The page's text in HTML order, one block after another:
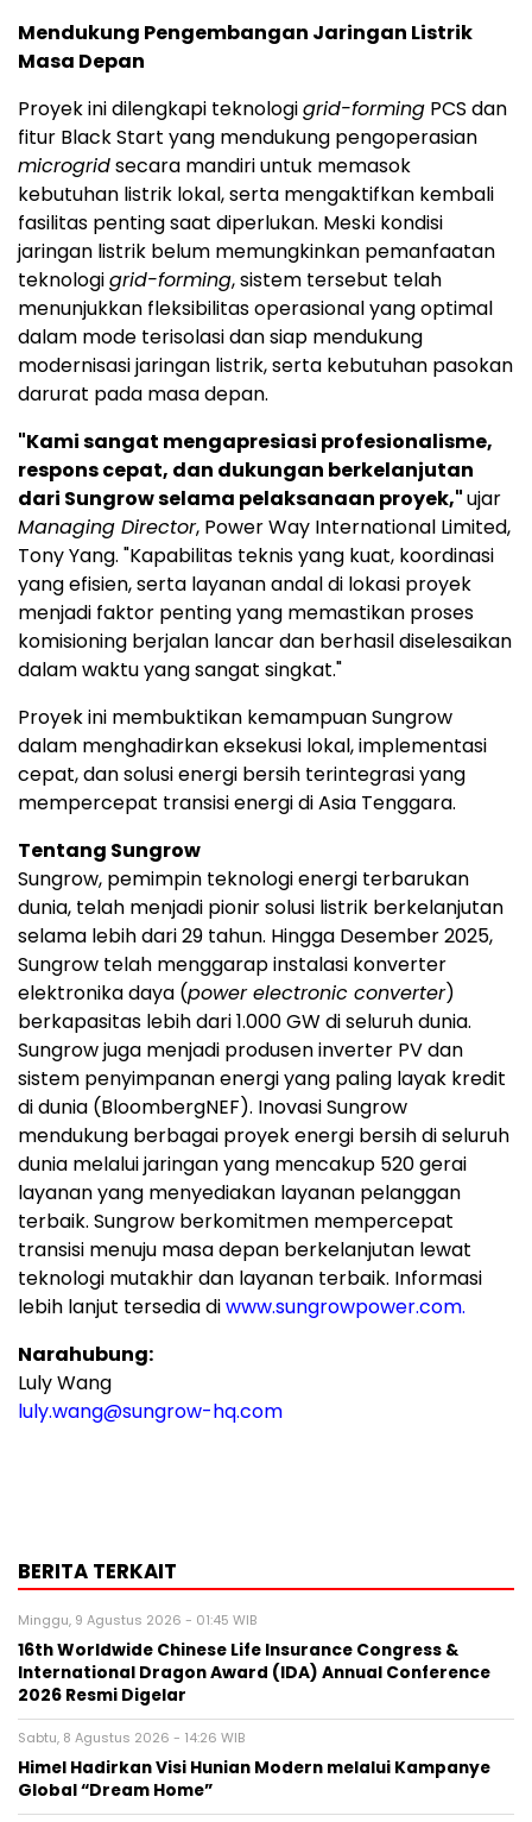
Mendukung Pengembangan Jaringan Listrik
Masa Depan
Proyek ini dilengkapi teknologigrid-forming PCS dan
fitur Black Start yang mendukung pengoperasian
microgridsecara mandiri untuk memasok
kebutuhan listrik lokal, serta mengaktifkan kembali
fasilitas penting saat diperlukan. Meski kondisi
jaringan listrik belum memungkinkan pemanfaatan
teknologigrid-forming, sistem tersebut telah
menunjukkan fleksibilitas operasional yang optimal
dalam mode terisolasi dan siap mendukung
modernisasi jaringan listrik, serta kebutuhan pasokan
darurat pada masa depan.
"Kami sangat mengapresiasi profesionalisme,
respons cepat, dan dukungan berkelanjutan
dari Sungrow selama pelaksanaan proyek,"ujar
Managing Director, Power Way International Limited,
Tony Yang. "Kapabilitas teknis yang kuat, koordinasi
yang efisien, serta layanan andal di lokasi proyek
menjadi faktor penting yang memastikan proses
komisioning berjalan lancar dan berhasil diselesaikan
dalam waktu yang sangat singkat."
Proyek ini membuktikan kemampuan Sungrow
dalam menghadirkan eksekusi lokal, implementasi
cepat, dan solusi energi bersih terintegrasi yang
mempercepat transisi energi di Asia Tenggara.
Tentang Sungrow
Sungrow, pemimpin teknologi energi terbarukan
dunia, telah menjadi pionir solusi listrik berkelanjutan
selama lebih dari 29 tahun. Hingga Desember 2025,
Sungrow telah menggarap instalasi konverter
elektronika daya (power electronic converter)
berkapasitas lebih dari 1.000 GW di seluruh dunia.
Sungrow juga menjadi produsen inverter PV dan
sistem penyimpanan energi yang paling layak kredit
di dunia (BloombergNEF). Inovasi Sungrow
mendukung berbagai proyek energi bersih di seluruh
dunia melalui jaringan yang mencakup 520 gerai
layanan yang menyediakan layanan pelanggan
terbaik. Sungrow berkomitmen mempercepat
transisi menuju masa depan berkelanjutan lewat
teknologi mutakhir dan layanan terbaik. Informasi
lebih lanjut tersedia diwww.sungrowpower.com.
Narahubung:
Luly Wang
luly.wang@sungrow-hq.com
BERITA TERKAIT
Minggu, 9 Agustus 2026 - 01:45 WIB
16th Worldwide Chinese Life Insurance Congress &
International Dragon Award (IDA) Annual Conference
2026 Resmi Digelar
Sabtu, 8 Agustus 2026 - 14:26 WIB
Himel Hadirkan Visi Hunian Modern melalui Kampanye
Global “Dream Home”